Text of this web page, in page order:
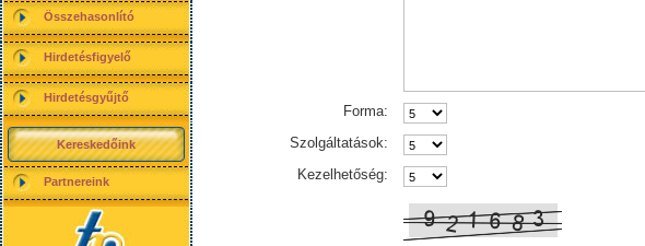
Összehasonlító
Hirdetésfigyelő
Hirdetésgyűjtő
Kereskedőink
Partnereink
Forma:
Szolgáltatások:
Kezelhetőség: